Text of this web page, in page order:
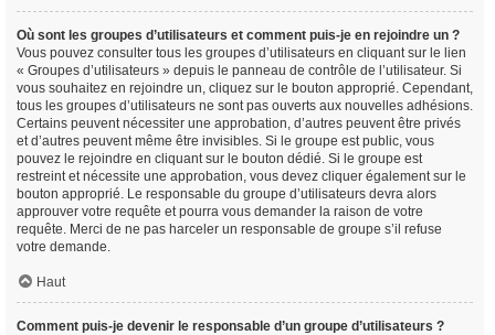
Où sont les groupes d’utilisateurs et comment puis-je en rejoindre un ?
Vous pouvez consulter tous les groupes d’utilisateurs en cliquant sur le lien
« Groupes d’utilisateurs » depuis le panneau de contrôle de l’utilisateur. Si
vous souhaitez en rejoindre un, cliquez sur le bouton approprié. Cependant,
tous les groupes d’utilisateurs ne sont pas ouverts aux nouvelles adhésions.
Certains peuvent nécessiter une approbation, d’autres peuvent être privés
et d’autres peuvent même être invisibles. Si le groupe est public, vous
pouvez le rejoindre en cliquant sur le bouton dédié. Si le groupe est
restreint et nécessite une approbation, vous devez cliquer également sur le
bouton approprié. Le responsable du groupe d’utilisateurs devra alors
approuver votre requête et pourra vous demander la raison de votre
requête. Merci de ne pas harceler un responsable de groupe s’il refuse
votre demande.
Haut
Comment puis-je devenir le responsable d’un groupe d’utilisateurs ?